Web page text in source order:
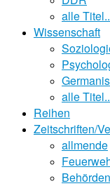
alle
Wissenschaft
alle
Reihen
Zeitschriften/
allmende